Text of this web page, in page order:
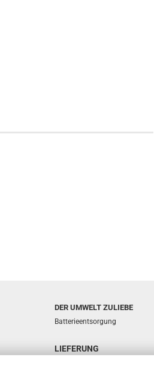
DER UMWELT ZULIEBE
Batterieentsorgung
LIEFERUNG